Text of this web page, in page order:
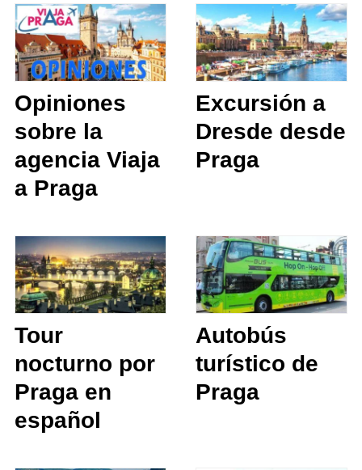
Opiniones
sobre la
agencia Viaja
a Praga
Excursión a
Dresde desde
Praga
Tour
nocturno por
Praga en
español
Autobús
turístico de
Praga